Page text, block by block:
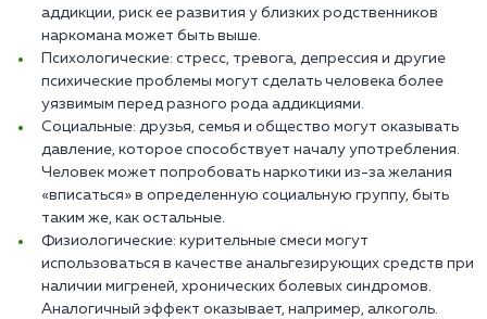
аддикции, риск ее развития у близких родственников
наркомана может быть выше.
Психологические: стресс, тревога, депрессия и другие
психические проблемы могут сделать человека более
уязвимым перед разного рода аддикциями.
Социальные: друзья, семья и общество могут оказывать
давление, которое способствует началу употребления.
Человек может попробовать наркотики из-за желания
«вписаться» в определенную социальную группу, быть
таким же, как остальные.
Физиологические: курительные смеси могут
использоваться в качестве анальгезирующих средств при
наличии мигреней, хронических болевых синдромов.
Аналогичный эффект оказывает, например, алкоголь.